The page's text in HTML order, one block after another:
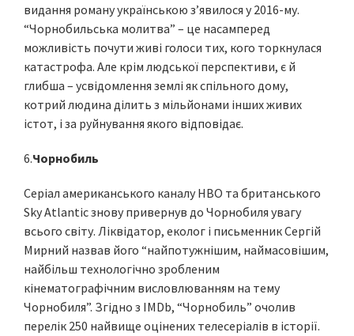
видання роману українською з’явилося у 2016-му.
“Чорнобильська молитва” – це насамперед
можливість почути живі голоси тих, кого торкнулася
катастрофа. Але крім людської перспективи, є й
глибша – усвідомлення землі як спільного дому,
котрий людина ділить з мільйонами інших живих
істот, і за руйнування якого відповідає.
6.Чорнобиль
Серіал американського каналу HBO та британського
Sky Atlantic знову привернув до Чорнобиля увагу
всього світу. Ліквідатор, еколог і письменник Сергій
Мирний назвав його “найпотужнішим, наймасовішим,
найбільш технологічно зробленим
кінематографічним висловлюванням на тему
Чорнобиля”. Згідно з IMDb, “Чорнобиль” очолив
перелік 250 найвище оцінених телесеріалів в історії.